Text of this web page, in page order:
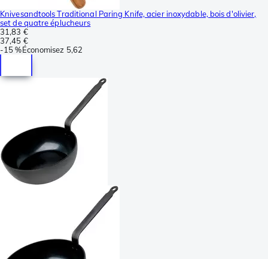
Knivesandtools Traditional Paring Knife, acier inoxydable, bois d'olivier,
set de quatre éplucheurs
31,83 €
37,45 €
-15 %Économisez 5,62